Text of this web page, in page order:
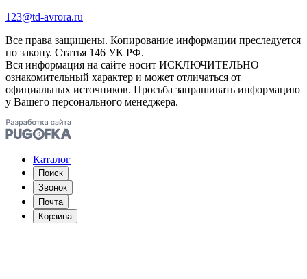
123@td-avrora.ru
Все права защищены. Копирование информации преследуется
по закону. Статья 146 УК РФ.
Вся информация на сайте носит ИСКЛЮЧИТЕЛЬНО
ознакомительный характер и может отличаться от
официальных источников. Просьба запрашивать информацию
у Вашего персонального менеджера.
Каталог
Поиск
Звонок
Почта
Корзина